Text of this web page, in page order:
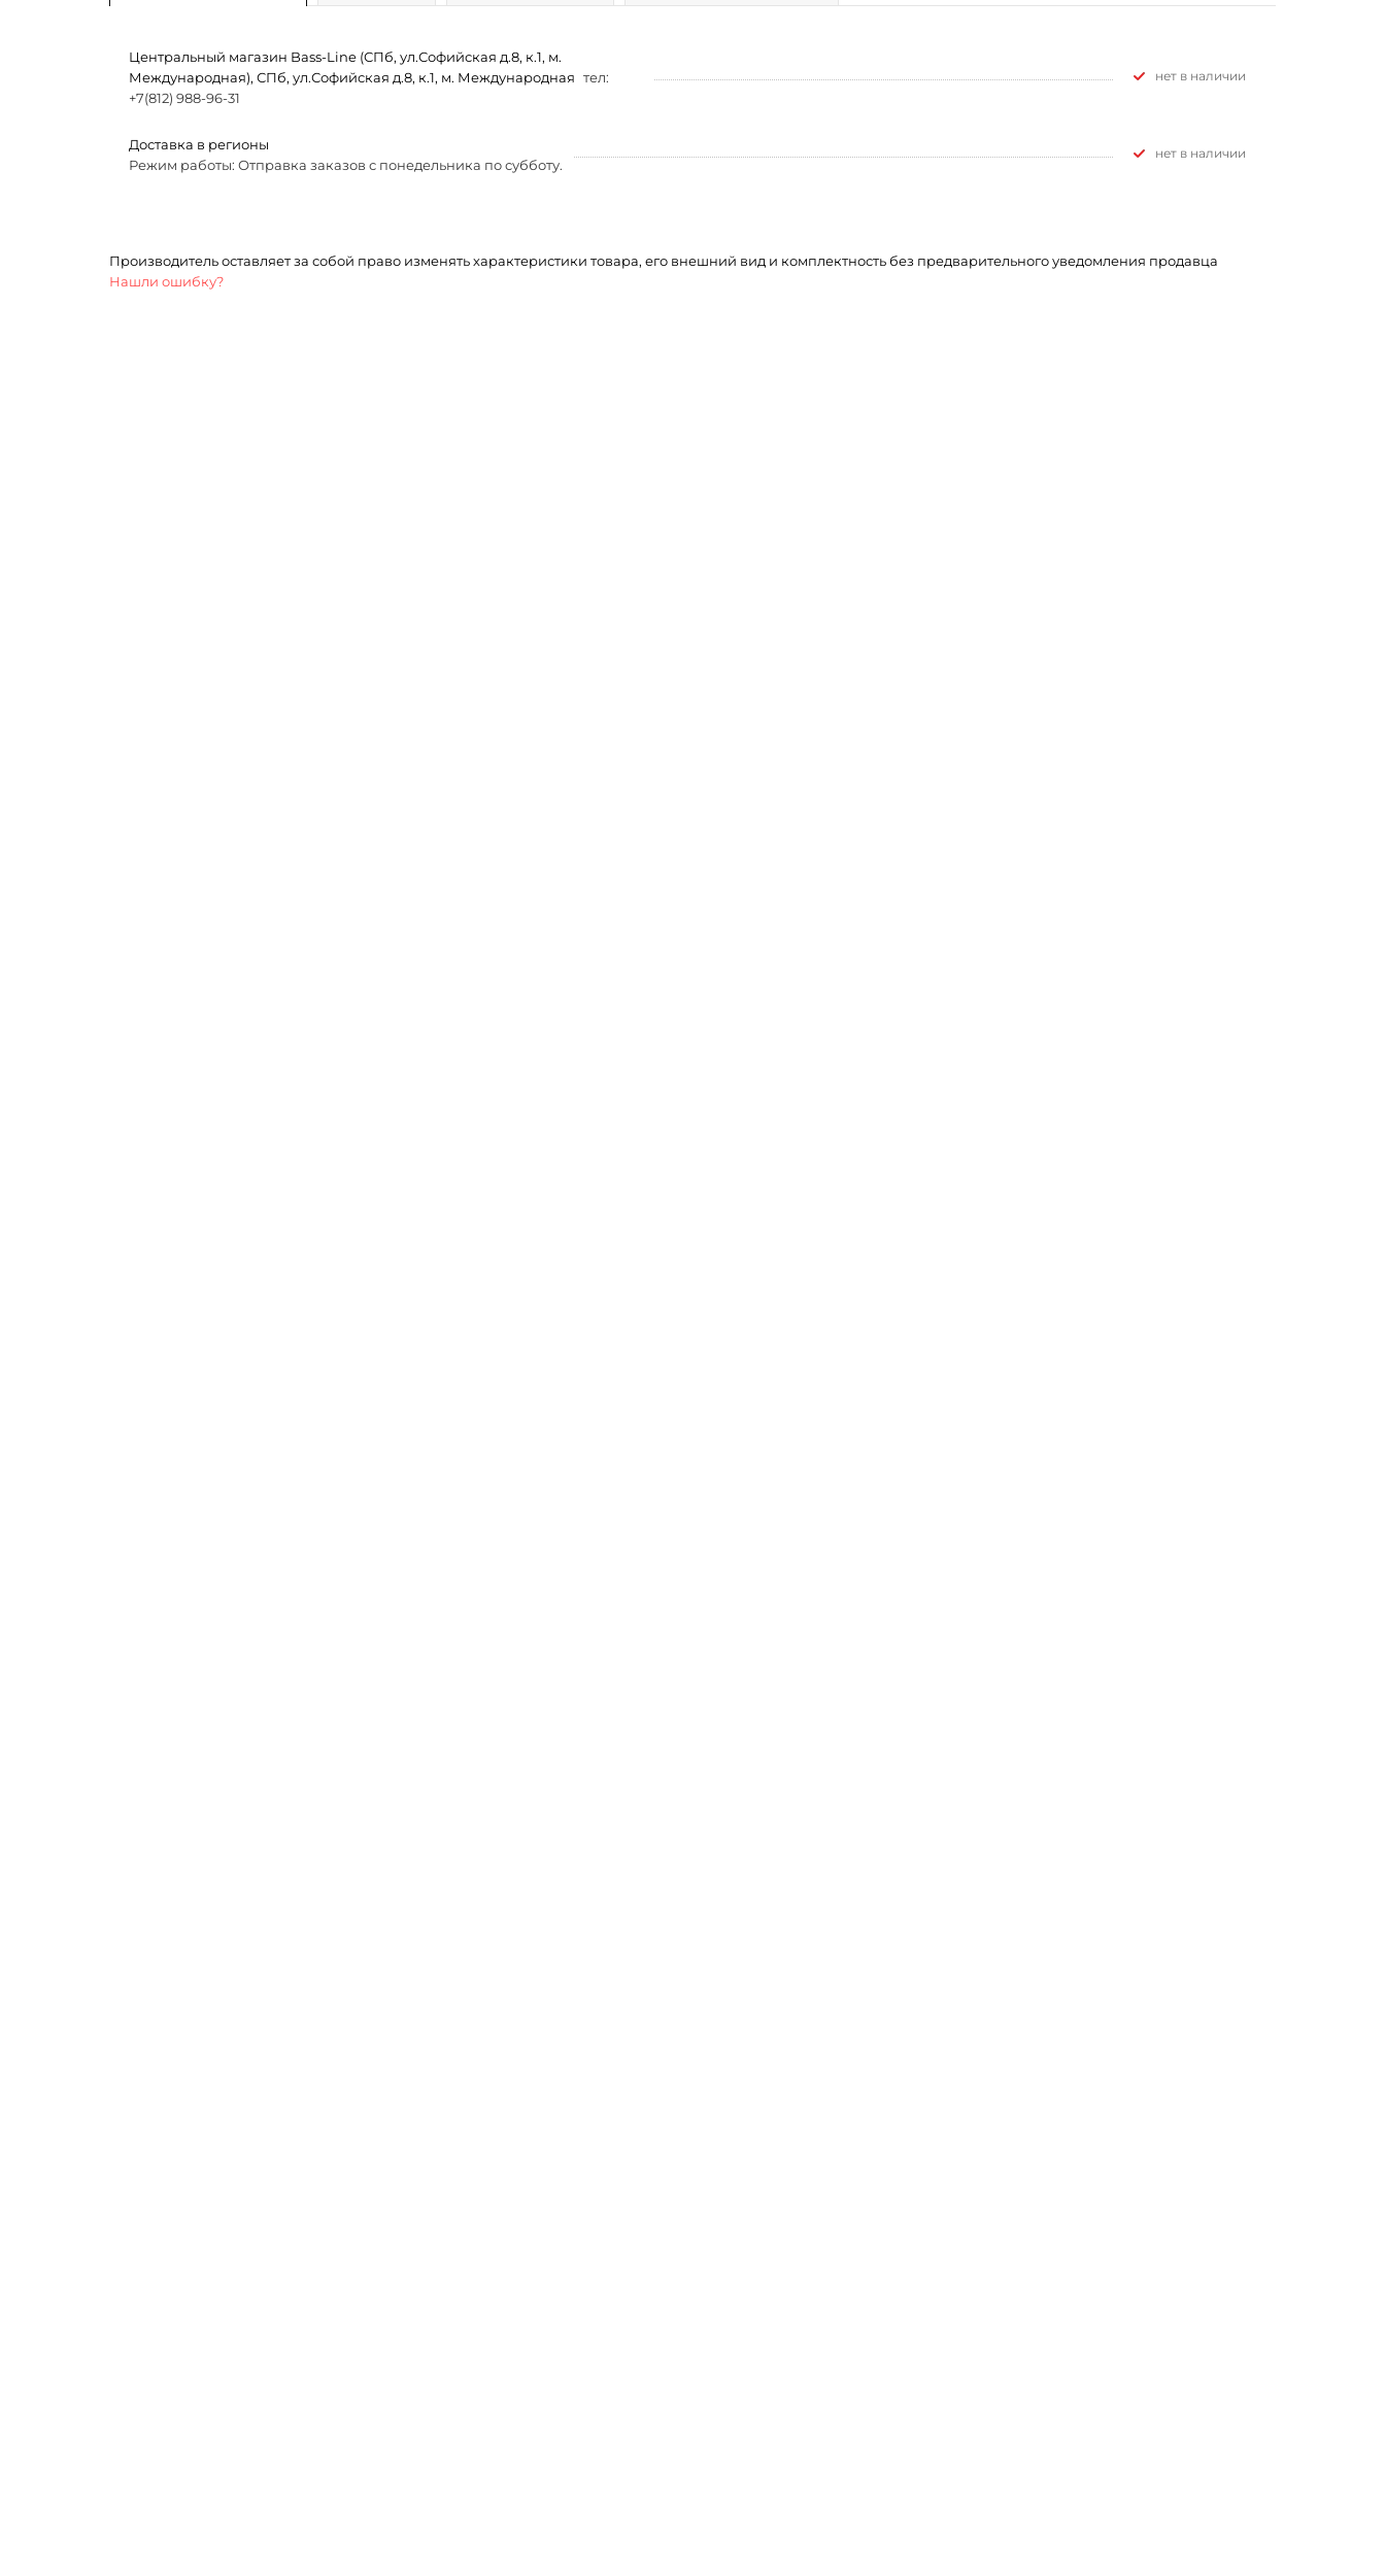
Центральный магазин Bass-Line (СПб, ул.Софийская д.8, к.1, м.
Международная), СПб, ул.Софийская д.8, к.1, м. Международная тел:
+7(812) 988-96-31
Нет в наличии
Доставка в регионы
Режим работы: Отправка заказов с понедельника по субботу.
Нет в наличии
Производитель оставляет за собой право изменять характеристики товара, его внешний вид и комплектность без предварительного уведомления продавца
Нашли ошибку?